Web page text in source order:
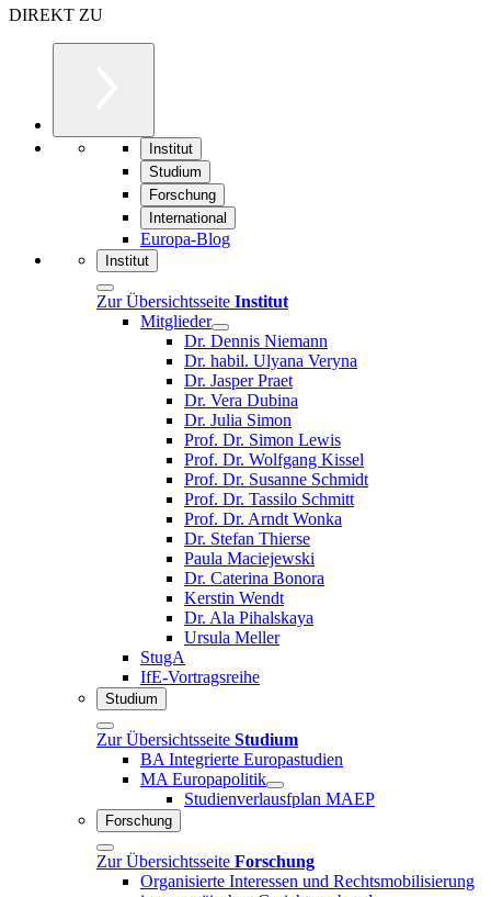
DIREKT ZU
Institut
Studium
Forschung
International
Europa-Blog
Institut
Zur Übersichtsseite Institut
Mitglieder
Dr. Dennis Niemann
Dr. habil. Ulyana Veryna
Dr. Jasper Praet
Dr. Vera Dubina
Dr. Julia Simon
Prof. Dr. Simon Lewis
Prof. Dr. Wolfgang Kissel
Prof. Dr. Susanne Schmidt
Prof. Dr. Tassilo Schmitt
Prof. Dr. Arndt Wonka
Dr. Stefan Thierse
Paula Maciejewski
Dr. Caterina Bonora
Kerstin Wendt
Dr. Ala Pihalskaya
Ursula Meller
StugA
IfE-Vortragsreihe
Studium
Zur Übersichtsseite Studium
BA Integrierte Europastudien
MA Europapolitik
Studienverlausfplan MAEP
Forschung
Zur Übersichtsseite Forschung
Organisierte Interessen und Rechtsmobilisierung